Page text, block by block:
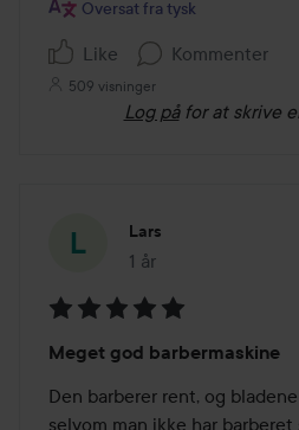
Oversat fra tysk
Like Kommenter
509 visninger
Log på for at skrive
Lars
1 år
Posten blev oprettet
5
ud
af
Meget god barbermaskine
Den barberer rent, og
selvom man ikke har barberet